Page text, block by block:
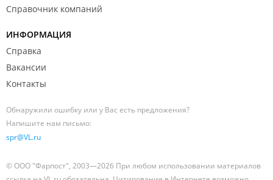
Справочник компаний
ИНФОРМАЦИЯ
Справка
Вакансии
Контакты
Обнаружили ошибку или у Вас есть предложения?
Напишите нам письмо:
spr@VL.ru
© ООО "Фарпост", 2003—2026 При любом использовании материалов